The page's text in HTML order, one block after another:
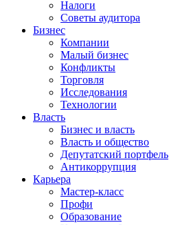
Налоги
Советы аудитора
Бизнес
Компании
Малый бизнес
Конфликты
Торговля
Исследования
Технологии
Власть
Бизнес и власть
Власть и общество
Депутатский портфель
Антикоррупция
Карьера
Мастер-класс
Профи
Образование